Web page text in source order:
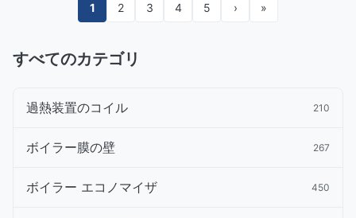
1 2 3 4 5 › »
すべてのカテゴリ
過熱装置のコイル 210
ボイラー膜の壁 267
ボイラー エコノマイザ 450